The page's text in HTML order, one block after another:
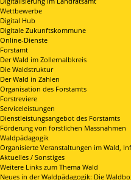
Wettbewerbe
Digital Hub
Digitale Zukunftskommune
Online-Dienste
Forstamt
Der Wald im Zollernalbkreis
Die Waldstruktur
Der Wald in Zahlen
Organisation des Forstamts
Forstreviere
Serviceleistungen
Dienstleistungsangebot des Forstamts
Förderung von forstlichen Massnahmen
Waldpädagogik
Organisierte Veranstaltungen im Wald,
Aktuelles / Sonstiges
Weitere Links zum Thema Wald
Neues in der Waldpädagogik: Die